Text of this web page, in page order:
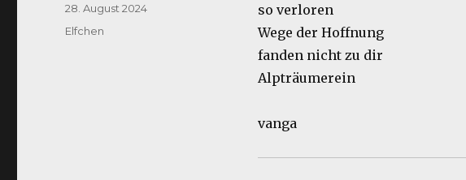
so verloren
Wege der Hoffnung
fanden nicht zu dir
Alpträumerein
vanga
Veröffentlicht
am
28. August 2024
Kategorien
Elfchen